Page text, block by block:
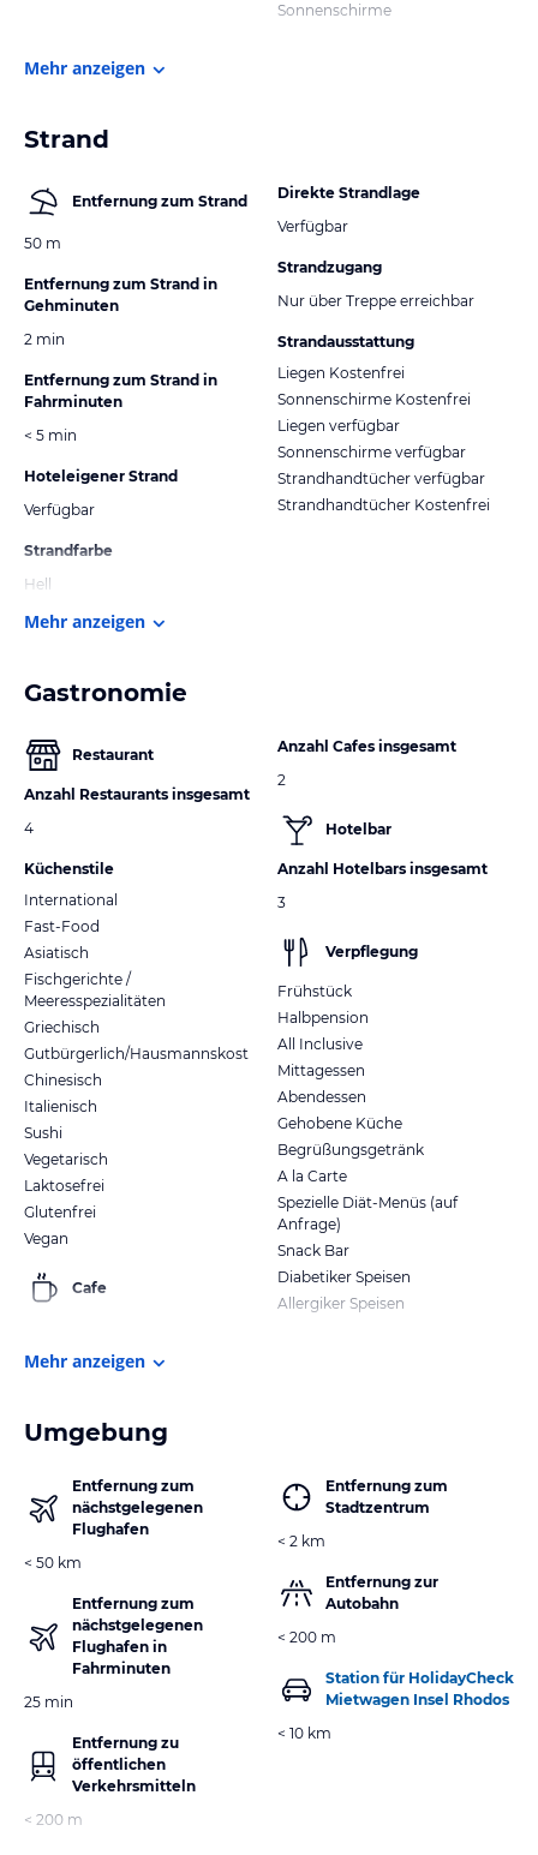
Sonnenschirme
Mehr anzeigen
Strand
Entfernung zum Strand
50 m
Entfernung zum Strand in
Gehminuten
2 min
Entfernung zum Strand in
Fahrminuten
< 5 min
Hoteleigener Strand
Verfügbar
Strandfarbe
Hell
Direkte Strandlage
Verfügbar
Strandzugang
Nur über Treppe erreichbar
Strandausstattung
Liegen Kostenfrei
Sonnenschirme Kostenfrei
Liegen verfügbar
Sonnenschirme verfügbar
Strandhandtücher verfügbar
Strandhandtücher Kostenfrei
Mehr anzeigen
Gastronomie
Restaurant
Anzahl Restaurants insgesamt
4
Küchenstile
International
Fast-Food
Asiatisch
Fischgerichte /
Meeresspezialitäten
Griechisch
Gutbürgerlich/Hausmannskost
Chinesisch
Italienisch
Sushi
Vegetarisch
Laktosefrei
Glutenfrei
Vegan
Cafe
Anzahl Cafes insgesamt
2
Hotelbar
Anzahl Hotelbars insgesamt
3
Verpflegung
Frühstück
Halbpension
All Inclusive
Mittagessen
Abendessen
Gehobene Küche
Begrüßungsgetränk
A la Carte
Spezielle Diät-Menüs (auf
Anfrage)
Snack Bar
Diabetiker Speisen
Allergiker Speisen
Mehr anzeigen
Umgebung
Entfernung zum
nächstgelegenen
Flughafen
< 50 km
Entfernung zum
nächstgelegenen
Flughafen in
Fahrminuten
25 min
Entfernung zu
öffentlichen
Verkehrsmitteln
< 200 m
Entfernung zum
Stadtzentrum
< 2 km
Entfernung zur
Autobahn
< 200 m
Station für HolidayCheck
Mietwagen Insel Rhodos
< 10 km